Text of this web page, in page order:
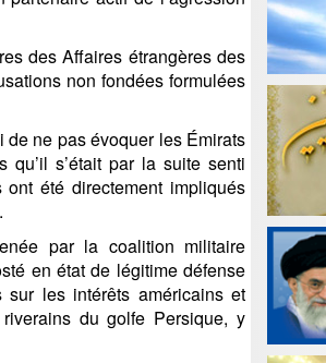
des Affaires étrangères des
non fondées formulées
ne pas évoquer les Émirats
qu’il s’était par la suite senti
été directement impliqués
par la coalition militaire
en état de légitime défense
les intérêts américains et
du golfe Persique, y